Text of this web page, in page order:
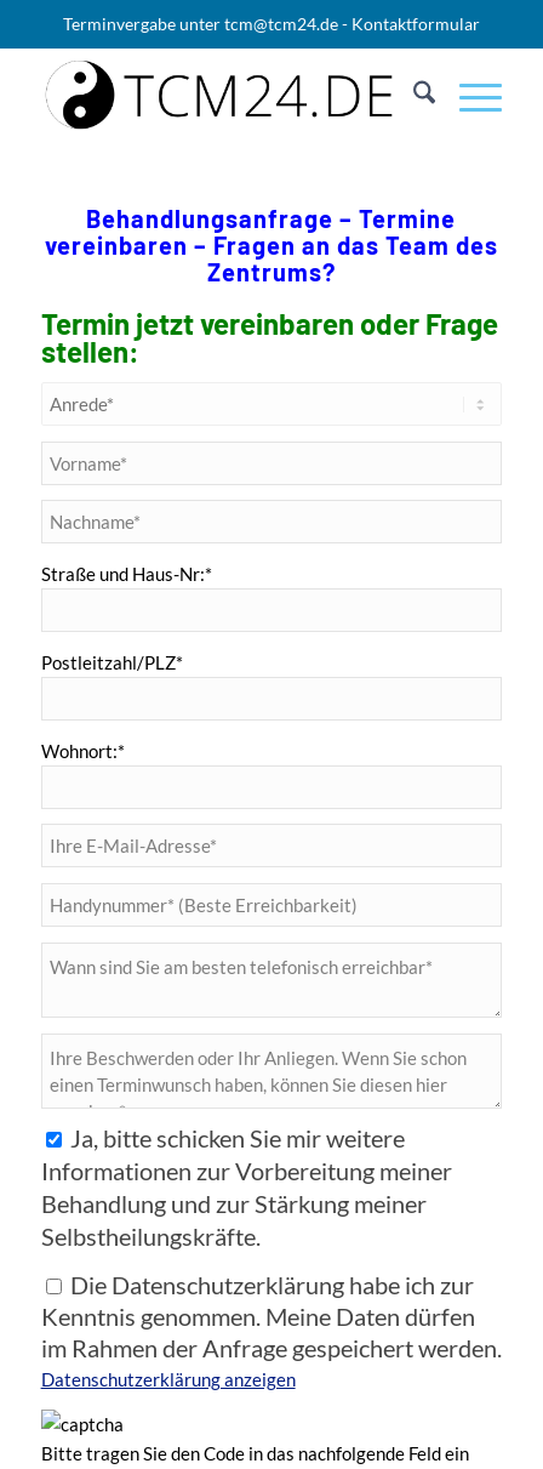
Terminvergabe untertcm@tcm24.de- Kontaktformular
Behandlungsanfrage – Termine
vereinbaren – Fragen an das Team des
Zentrums?
Termin jetzt vereinbaren oder Frage
stellen:
Straße und Haus-Nr:*
Postleitzahl/PLZ*
Wohnort:*
Ja, bitte schicken Sie mir weitere
Informationen zur Vorbereitung meiner
Behandlung und zur Stärkung meiner
Selbstheilungskräfte.
Die Datenschutzerklärung habe ich zur
Kenntnis genommen. Meine Daten dürfen
im Rahmen der Anfrage gespeichert werden.
Datenschutzerklärung anzeigen
Bitte tragen Sie den Code in das nachfolgende Feld ein